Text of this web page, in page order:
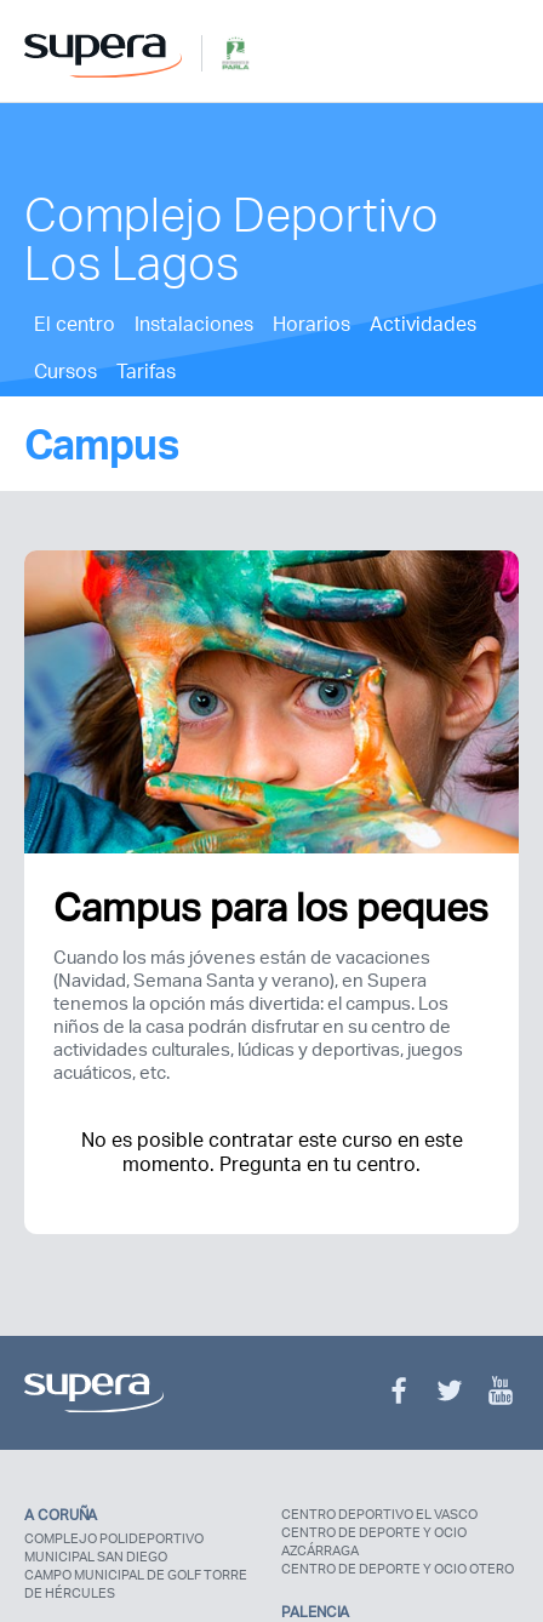
Complejo Deportivo
Los Lagos
El centro Instalaciones Horarios
Actividades
Cursos
Tarifas
Campus
Campus para los peques
Cuando los más jóvenes están de vacaciones
(Navidad, Semana Santa y verano), en Supera
tenemos la opción más divertida: el campus. Los
niños de la casa podrán disfrutar en su centro de
actividades culturales, lúdicas y deportivas, juegos
acuáticos, etc.
No es posible contratar este curso en este
momento. Pregunta en tu centro.
A CORUÑA
COMPLEJO POLIDEPORTIVO
MUNICIPAL SAN DIEGO
CAMPO MUNICIPAL DE GOLF TORRE
DE HÉRCULES
CENTRO DEPORTIVO EL VASCO
CENTRO DE DEPORTE Y OCIO
AZCÁRRAGA
CENTRO DE DEPORTE Y OCIO OTERO
PALENCIA